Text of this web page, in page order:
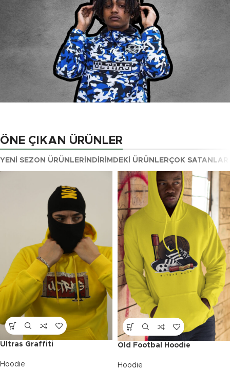
Yeni Tarz Montlarla
Tarzını En İyi Sen
Yansıt
Alışverişe Başla
ÖNE ÇIKAN ÜRÜNLER
YENI SEZON ÜRÜNLER İNDIRIMDEKI ÜRÜNLERÇOK SATANLAR
Ultras Graffiti
Hoodie
Old Footbal Hoodie
Hoodie